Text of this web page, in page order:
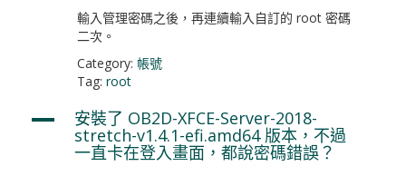
輸入管理密碼之後，再連續輸入自訂的 root 密碼
二次。
Category: 帳號
Tag: root
A 安裝了 OB2D-XFCE-Server-2018-
stretch-v1.4.1-efi.amd64 版本，不過
一直卡在登入畫面，都說密碼錯誤？